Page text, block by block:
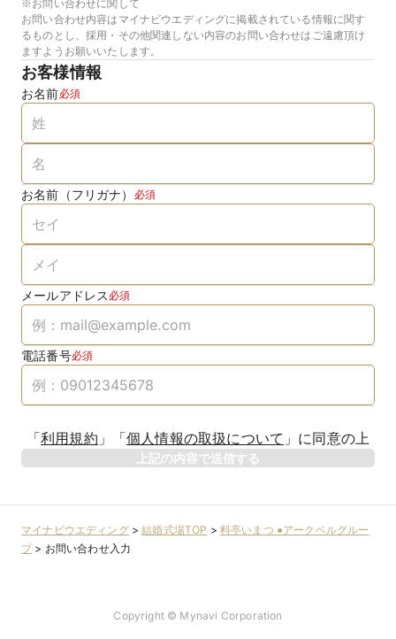
※お問い合わせに関して
お問い合わせ内容はマイナビウエディングに掲載されている情報に関す
るものとし、採用・その他関連しない内容のお問い合わせはご遠慮頂け
ますようお願いいたします。
お客様情報
お名前必須
お名前（フリガナ） 必須
メールアドレス 必須
電話番号必須
「利用規約 」 「個人情報の取扱について 」 に同意の上
上記の内容で送信する
マイナビウエディング>結婚式場TOP > 料亭いまつ ●アークベルグルー
プ> お問い合わせ入力
Copyright © Mynavi Corporation